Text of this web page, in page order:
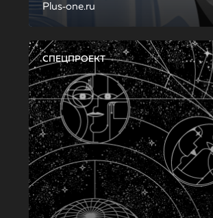
Plus‑one.ru
СПЕЦПРОЕКТ